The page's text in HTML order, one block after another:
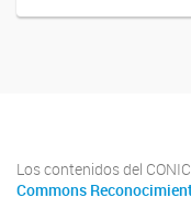
Los contenidos del
Commons